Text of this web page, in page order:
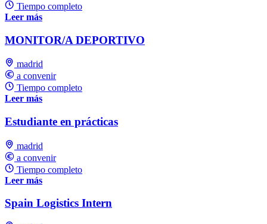
Tiempo completo
Leer más
MONITOR/A DEPORTIVO
madrid
a convenir
Tiempo completo
Leer más
Estudiante en prácticas
madrid
a convenir
Tiempo completo
Leer más
Spain Logistics Intern